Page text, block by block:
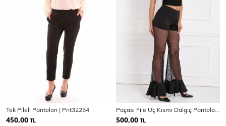
Tek Pileli Pantolon | Pnt32254
450,00 TL
Paçası File Uç Kısmı Dalgıç Pantolon | Pnt14717
500,00 TL